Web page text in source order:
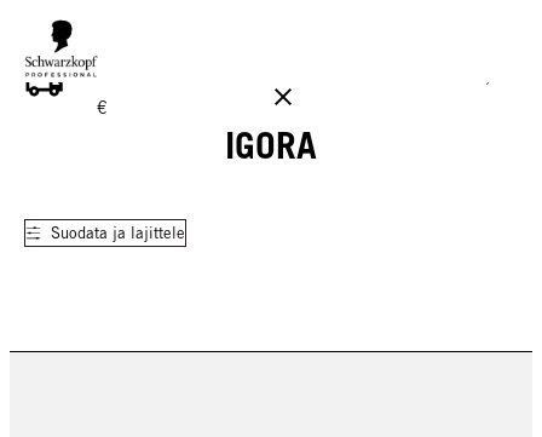
ILMAINEN TOIMITUS YLI 160 € TILAUKSIIN!
€
IGORA
Suodata ja lajittele